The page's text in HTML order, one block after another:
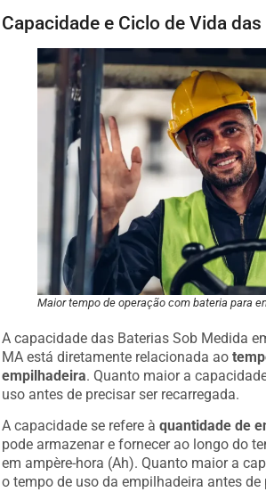
Capacidade e Ciclo de Vida
Maior tempo de operação com bateria para
A capacidade das Baterias Sob Medida
MA está diretamente relacionada ao
empilhadeira. Quanto maior a
uso antes de precisar ser recarregada.
A capacidade se refere àquantidade de
pode armazenar e fornecer ao longo do
em ampère-hora (Ah). Quanto maior a
o tempo de uso da empilhadeira antes de